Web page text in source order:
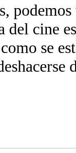
del cine
se